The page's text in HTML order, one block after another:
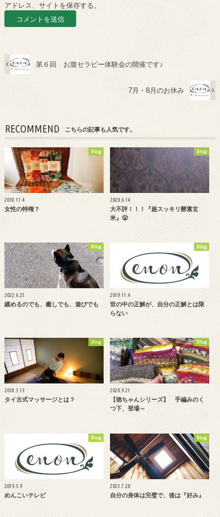
アドレス、サイトを保存する。
第６回 お腹セラピー体験会の開催です♪
7月・8月のお休み
RECOMMEND こちらの記事も人気です。
Blog
2018.11.4
女性の特権？
Blog
2020.6.14
大不評！！！『超スッキリ酵素玄
米』😤
Blog
2022.6.25
緩めるのでも、癒しでも、遊びでも
Blog
2019.11.4
世の中の正解が、自分の正解とは限
らない
Blog
2018.3.13
タイ古式マッサージとは？
Blog
2020.9.21
【徳ちゃんシリーズ】 手編みのく
つ下、登場～
Blog
2019.3.9
めんこいテレビ
Blog
2023.7.20
自分の身体は完璧で、後は『好み』